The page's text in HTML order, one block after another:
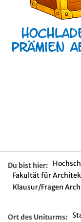
Du bist hier:
Fakultät für
Klausur/Fragen
Ort des Uniturms: